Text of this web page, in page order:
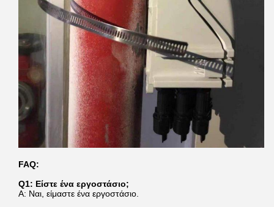
FAQ:
Q1: Είστε ένα εργοστάσιο;
Α: Ναι, είμαστε ένα εργοστάσιο.